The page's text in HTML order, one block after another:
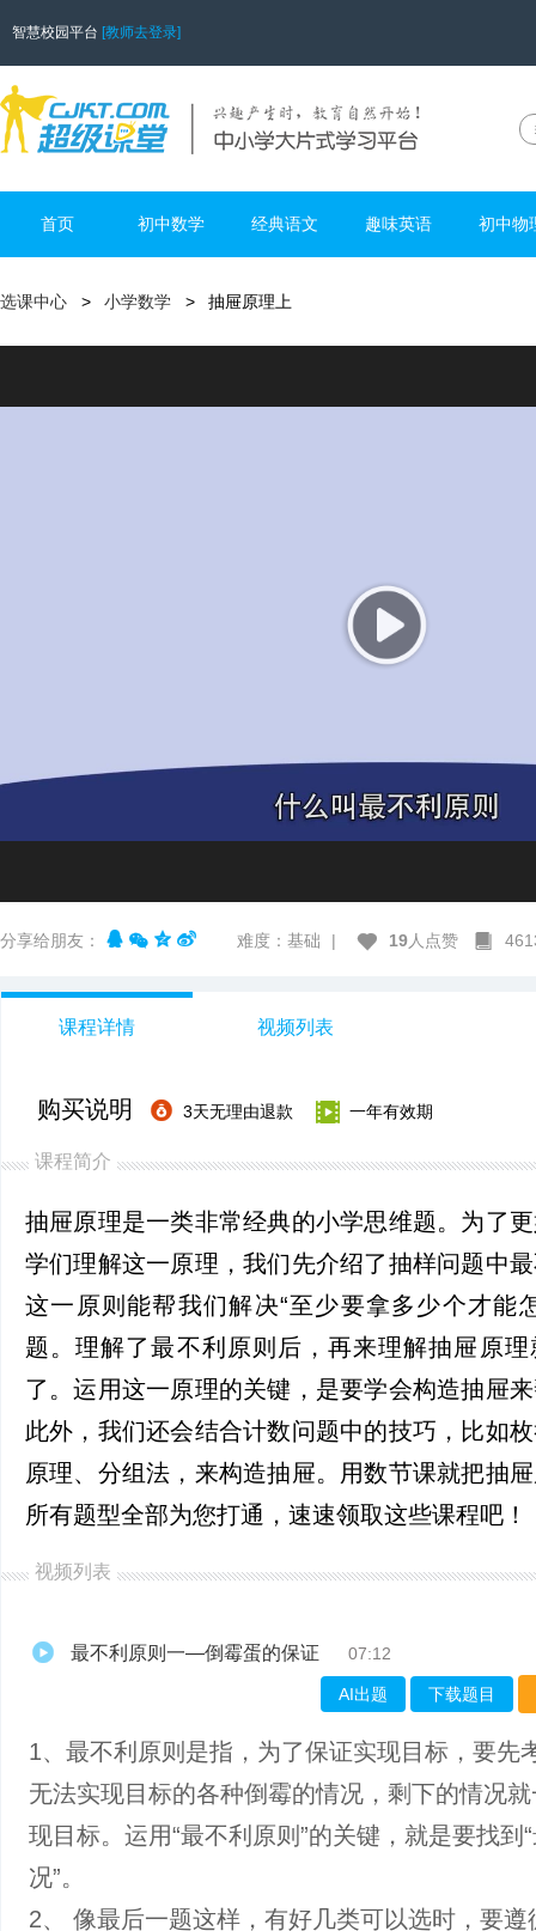
智慧校园平台 [教师去登录]
首页 初中数学 经典语文 趣味英语 初中物
选课中心 小学数学 抽屉原理上
分享给朋友： 难度：基础 | 19人点赞
课程详情 视频列表
购买说明 3天无理由退款 一年有效期
课程简介
抽屉原理是一类非常经典的小学思维题。为了
学们理解这一原理，我们先介绍了抽样问题中
这一原则能帮我们解决“至少要拿多少个才能
题。理解了最不利原则后，再来理解抽屉原
了。运用这一原理的关键，是要学会构造抽屉
此外，我们还会结合计数问题中的技巧，比如
原理、分组法，来构造抽屉。用数节课就把抽
所有题型全部为您打通，速速领取这些课程吧！
视频列表
最不利原则一—倒霉蛋的保证 07:12
AI出题 下载题目
1、最不利原则是指，为了保证实现目标，要先
无法实现目标的各种倒霉的情况，剩下的情况
现目标。运用“最不利原则”的关键，就是要找到
况”。
2、 像最后一题这样，有好几类可以选时，要遵